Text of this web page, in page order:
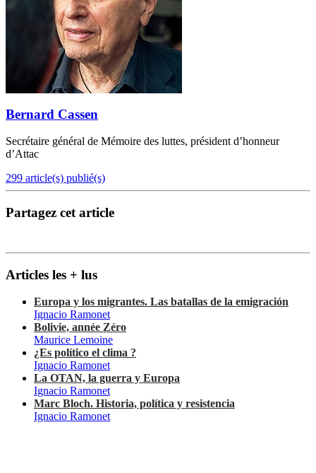
Bernard Cassen
Secrétaire général de Mémoire des luttes, président d’honneur
d’Attac
299 article(s) publié(s)
Partagez cet article
Articles les + lus
Europa y los migrantes. Las batallas de la emigración
Ignacio Ramonet
Bolivie, année Zéro
Maurice Lemoine
¿Es político el clima ?
Ignacio Ramonet
La OTAN, la guerra y Europa
Ignacio Ramonet
Marc Bloch. Historia, política y resistencia
Ignacio Ramonet